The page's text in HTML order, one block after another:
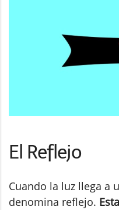
El Reflejo
Cuando la luz llega a
denomina reflejo.